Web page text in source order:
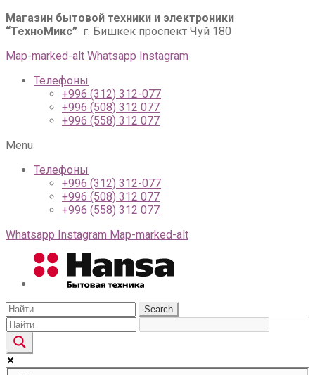
Магазин бытовой техники и электроники
“ТехноМикс” г. Бишкек проспект Чуй 180
Map-marked-alt Whatsapp Instagram
Телефоны
+996 (312) 312-077
+996 (508) 312 077
+996 (558) 312 077
Menu
Телефоны
+996 (312) 312-077
+996 (508) 312 077
+996 (558) 312 077
Whatsapp Instagram Map-marked-alt
Search